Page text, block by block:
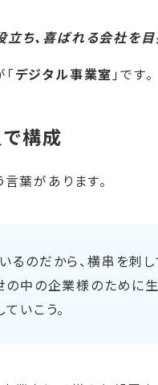
立ち、喜ばれる会社を
デジタル事業室 」です。
構成
言葉があります。
のだから、横串を刺し
中の企業様のために
いこう。